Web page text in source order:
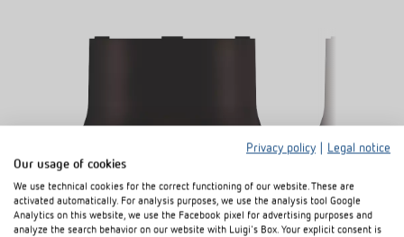
AP-Rahmen 110A BK
Artikel-Nr. 9070600
AP-Rahmen
Artikel-Nr. 9070913
Privacy policy
Legal notice
Our usage of cookies
We use technical cookies for the correct functioning of our website. These are
activated automatically. For analysis purposes, we use the analysis tool Google
Analytics on this website, we use the Facebook pixel for advertising purposes and
analyze the search behavior on our website with Luigi's Box. Your explicit consent is